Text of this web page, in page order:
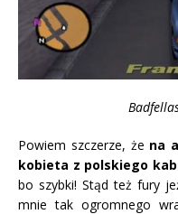
Powiem szczerze, że na
kobieta z polskiego
bo szybki! Stąd też fury
mnie tak ogromnego